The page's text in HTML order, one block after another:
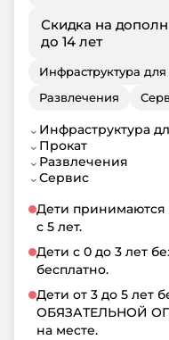
Скидка на
до 14 лет
Инфраструктура для
Развлечения
⌄ Инфраструктура
⌄ Прокат
⌄ Развлечения
⌄Сервис
Дети принимаются
с 5 лет.
Дети с 0 до 3 лет
бесплатно.
Дети от 3 до 5 лет
ОБЯЗАТЕЛЬНОЙ
на месте.